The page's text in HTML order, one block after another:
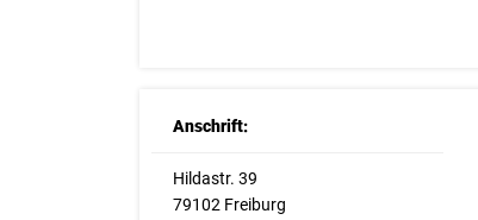
Anschrift:
Hildastr. 39
79102 Freiburg